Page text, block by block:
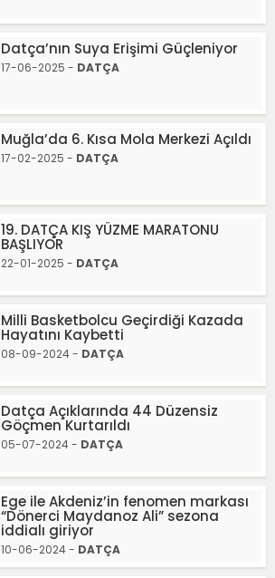
Datça’nın Suya Erişimi Güçleniyor
17-06-2025 - DATÇA
Muğla’da 6. Kısa Mola Merkezi Açıldı
17-02-2025 - DATÇA
19. DATÇA KIŞ YÜZME MARATONU
BAŞLIYOR
22-01-2025 - DATÇA
Milli Basketbolcu Geçirdiği Kazada
Hayatını Kaybetti
08-09-2024 - DATÇA
Datça Açıklarında 44 Düzensiz
Göçmen Kurtarıldı
05-07-2024 - DATÇA
Ege ile Akdeniz’in fenomen markası
“Dönerci Maydanoz Ali” sezona
iddialı giriyor
10-06-2024 - DATÇA